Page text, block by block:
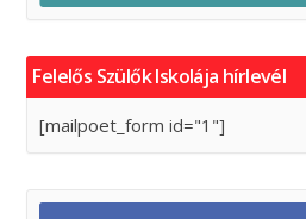
Felelős Szülők Iskolája hírlevél
[mailpoet_form id="1"]